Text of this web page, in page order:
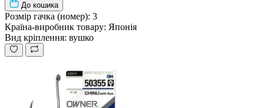
До кошика
Розмір гачка (номер): 3
Країна-виробник товару: Японія
Вид кріплення: вушко